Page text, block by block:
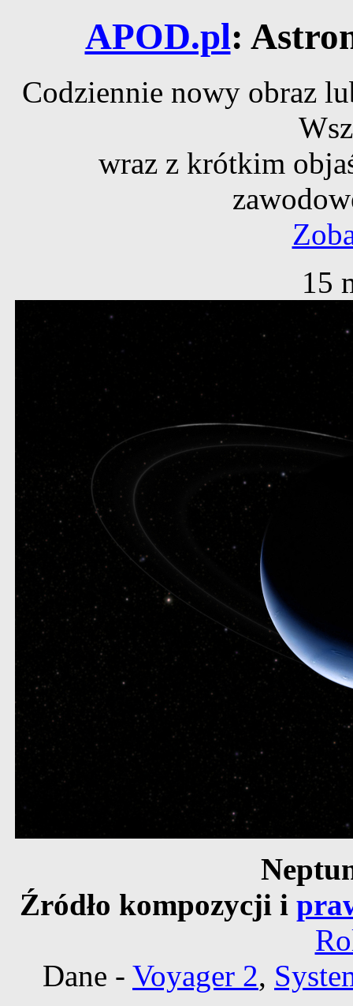
APOD.pl:
Codziennie nowy obraz
wraz z krótkim
15
Źródło kompozycji i
Dane - Voyager 2,